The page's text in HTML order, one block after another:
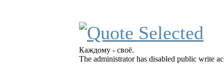
Каждому - своё.
The administrator has disabled public write